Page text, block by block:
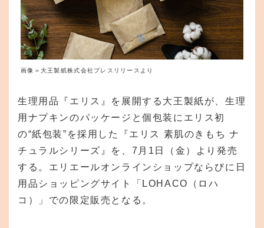
画像＝大王製紙株式会社プレスリリースより
生理用品『エリス』を展開する大王製紙が、生理
用ナプキンのパッケージと個包装にエリス初
の“紙包装”を採用した『エリス 素肌のきもち ナ
チュラルシリーズ』を、7月1日（金）より発売
する。エリエールオンラインショップならびに日
用品ショッピングサイト「LOHACO（ロハ
コ）」での限定販売となる。